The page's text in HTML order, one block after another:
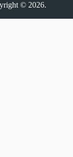
© 2026.